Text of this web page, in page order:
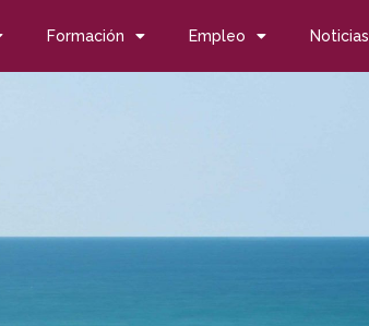
Formación Empleo Noticias